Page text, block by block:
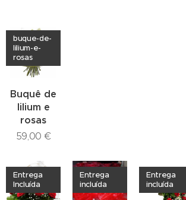
Buquê de
lilium e
rosas
buque-de-
lilium-e-
rosas
59,00 €
Entrega
Incluída
Entrega
incluída
Entrega
incluída